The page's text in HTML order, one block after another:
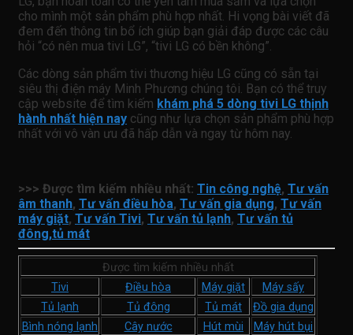
cho mình một sản phẩm phù hợp nhất. Hi vọng bài viết đã
đem đến thông tin bổ ích giúp bạn giải đáp được các câu
hỏi “có nên mua tivi LG”, “tivi LG có bền không”.
Các dòng sản phẩm tivi thương hiệu LG cũng có sẵn tại
siêu thị điện máy Minh Phương chúng tôi. Bạn có thể truy
cập website để tìm kiếm khám phá 5 dòng tivi LG thịnh
hành nhất hiện nay cũng như lựa chọn sản phẩm phù hợp
nhất với vô vàn ưu đã hấp dẫn và ngay từ hôm nay.
>>> Được tìm kiếm nhiều nhất: Tin công nghệ, Tư vấn
âm thanh, Tư vấn điều hòa, Tư vấn gia dụng, Tư vấn
máy giặt, Tư vấn Tivi, Tư vấn tủ lạnh, Tư vấn tủ
đông,tủ mát
Được tìm kiếm nhiều nhất
Tivi
Điều hòa Máy giặt
Máy sấy
Tủ lạnh
Tủ đông Tủ mát
Đồ gia dụng
Bình nóng lạnh
Cây nước Hút mùi
Máy hút bụi